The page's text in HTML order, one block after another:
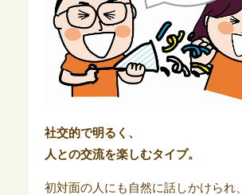
社交的で明るく、
人との交流を楽しむタイプ。
初対面の人にも自然に話しかけられ、